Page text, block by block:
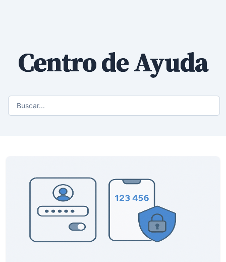
Centro de Ayuda